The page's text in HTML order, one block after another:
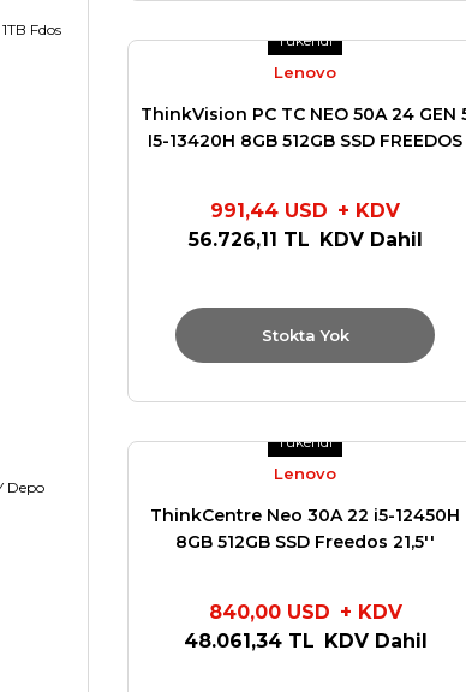
Tükendi
Lenovo
ThinkVision PC TC NEO 50A 24 GEN
I5-13420H 8GB 512GB SSD FREEDOS
991,44 USD + KDV
56.726,11 TL KDV Dahil
Stokta Yok
Tükendi
Lenovo
ThinkCentre Neo 30A 22 i5-12450H
8GB 512GB SSD Freedos 21,5''
840,00 USD + KDV
48.061,34 TL KDV Dahil